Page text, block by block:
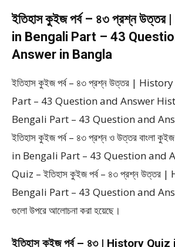
ইতিহাস কুইজ পর্ব – ৪৩ প্রশ্ন
in Bengali Part – 43
Answer in Bangla
ইতিহাস কুইজ পর্ব – ৪৩ প্রশ্ন উত্তর |
Part – 43 Question and Answer
Bengali Part – 43 Question and
ইতিহাস কুইজ পর্ব – ৪৩ প্রশ্ন ও উত্তর বাংলা
in Bengali Part – 43 Question and
Quiz – ইতিহাস কুইজ পর্ব – ৪৩ প্রশ্ন
Bengali Part – 43 Question and
গুলো উপরে আলোচনা করা হয়েছে।
ইতিহাস কুইজ পর্ব – ৪৩ | History